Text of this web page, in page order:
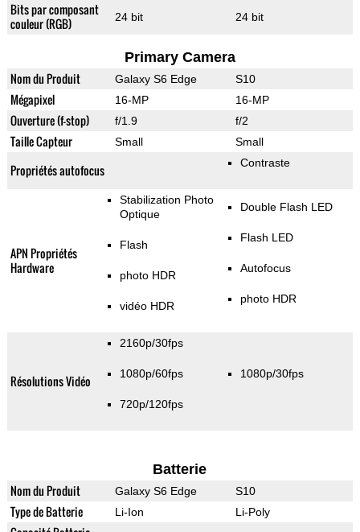
Bits par composant
couleur (RGB)
24 bit 24 bit
Primary Camera
Nom du Produit Galaxy S6 Edge S10
Mégapixel 16-MP 16-MP
Ouverture (f-stop) f/1.9 f/2
Taille Capteur Small Small
Propriétés autofocus Contraste
APN Propriétés
Hardware
Stabilization Photo
Optique
Flash
photo HDR
vidéo HDR
Double Flash LED
Flash LED
Autofocus
photo HDR
Résolutions Vidéo
2160p/30fps
1080p/60fps
720p/120fps
1080p/30fps
Batterie
Nom du Produit Galaxy S6 Edge S10
Type de Batterie Li-Ion Li-Poly